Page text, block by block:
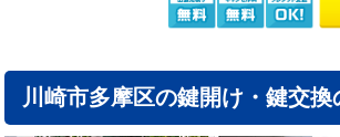
川崎市多摩区の鍵開け・鍵交